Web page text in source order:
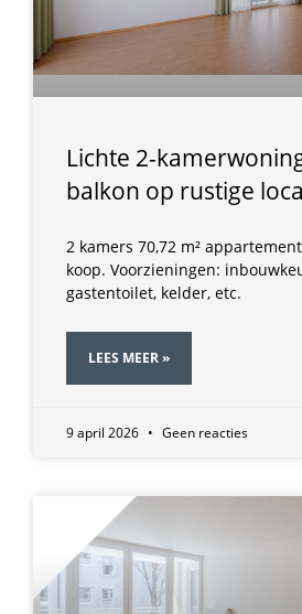
Lichte 2-
balkon op rustige
2 kamers 70,72 m²
koop. Voorzieningen:
gastentoilet, kelder, etc.
LEES MEER »
9 april 2026 Geen reacties